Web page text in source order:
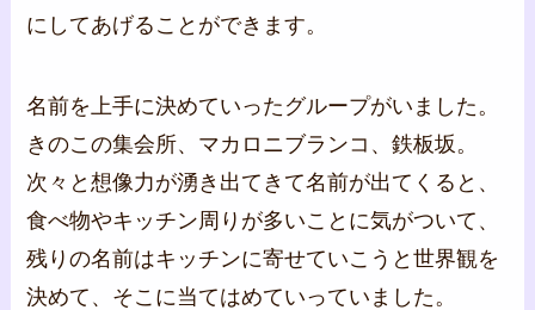
にしてあげることができます。
名前を上手に決めていったグループがいました。
きのこの集会所、マカロニブランコ、鉄板坂。
次々と想像力が湧き出てきて名前が出てくると、
食べ物やキッチン周りが多いことに気がついて、
残りの名前はキッチンに寄せていこうと世界観を
決めて、そこに当てはめていっていました。